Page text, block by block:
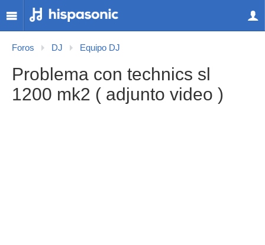
Foros DJ Equipo DJ
Problema con technics sl
1200 mk2 ( adjunto video )